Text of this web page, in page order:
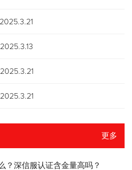
更多
？深信服认证含金量高吗？